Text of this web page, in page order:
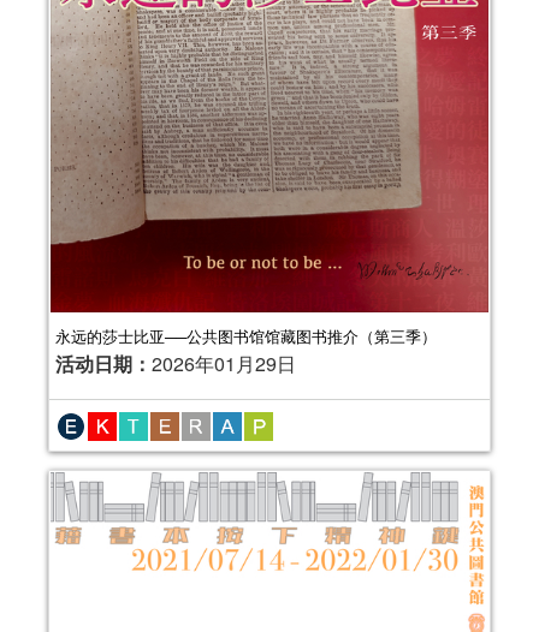
永远的莎士比亚──公共图书馆馆藏图书推介（第三季）
活动日期： 2026年01月29日